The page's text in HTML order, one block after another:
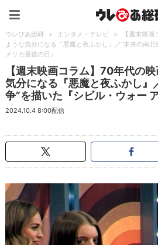
ウレぴあ総研 > エンタメ・テレビ >
【週末映
ような気分になる『悪魔と夜ふかし』／“未来の南
メリカ最後の日』
【週末映画コラム】70年代の
気分になる『悪魔と夜ふかし』
争”を描いた『シビル・ウォー
2024.10.4 8:00配信